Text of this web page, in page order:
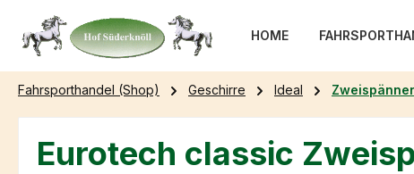
Hauptinhalt springen
Zur Suche springen
Zur Hauptnavigation springen
HOME
Fahrsporthandel (Shop) Geschirre Ideal
Eurotech classic